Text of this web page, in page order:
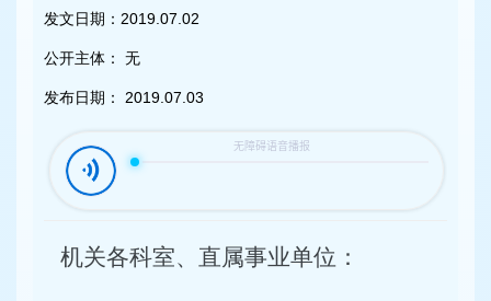
发文日期： 2019.07.02
公开主体： 无
发布日期： 2019.07.03
机关各科室、直属事业单位 ：